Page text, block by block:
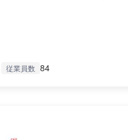
従業員数 84